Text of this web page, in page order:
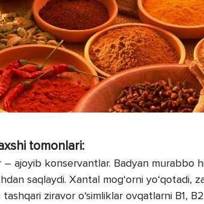
tomonlari:
– ajoyib konservantlar. Badyan murabbo
saqlaydi. Xantal mog‘orni yo‘qotadi,
ziravor o‘simliklar ovqatlarni B1,